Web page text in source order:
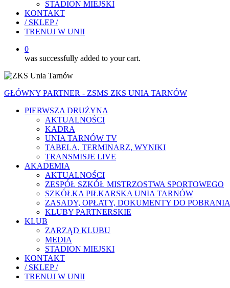
STADION MIEJSKI
KONTAKT
/ SKLEP /
TRENUJ W UNII
0
was successfully added to your cart.
GŁÓWNY PARTNER - ZSMS ZKS UNIA TARNÓW
PIERWSZA DRUŻYNA
AKTUALNOŚCI
KADRA
UNIA TARNÓW TV
TABELA, TERMINARZ, WYNIKI
TRANSMISJE LIVE
AKADEMIA
AKTUALNOŚCI
ZESPÓŁ SZKÓŁ MISTRZOSTWA SPORTOWEGO
SZKÓŁKA PIŁKARSKA UNIA TARNÓW
ZASADY, OPŁATY, DOKUMENTY DO POBRANIA
KLUBY PARTNERSKIE
KLUB
ZARZĄD KLUBU
MEDIA
STADION MIEJSKI
KONTAKT
/ SKLEP /
TRENUJ W UNII